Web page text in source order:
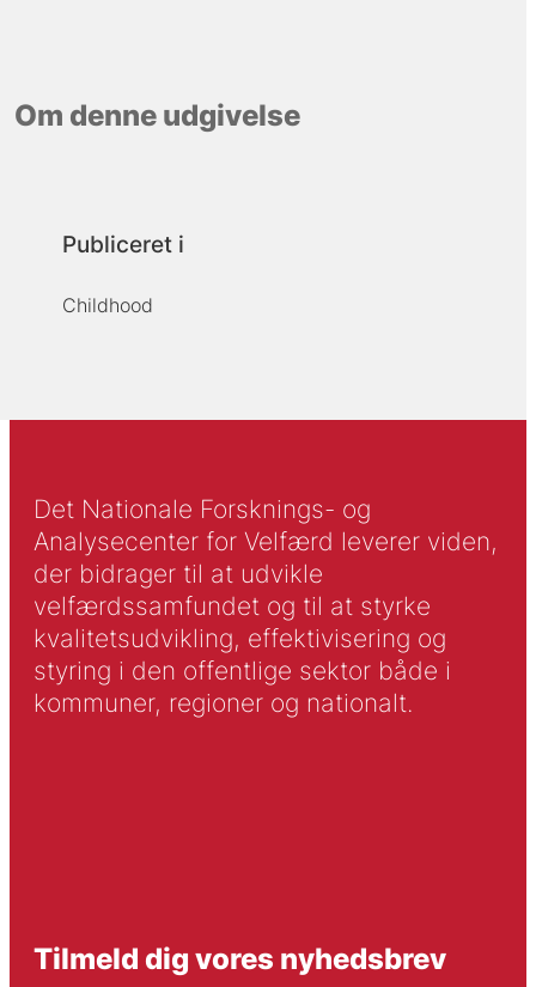
Om denne udgivelse
Publiceret i
Childhood
Det Nationale Forsknings- og
Analysecenter for Velfærd leverer viden,
der bidrager til at udvikle
velfærdssamfundet og til at styrke
kvalitetsudvikling, effektivisering og
styring i den offentlige sektor både i
kommuner, regioner og nationalt.
Tilmeld dig vores nyhedsbrev